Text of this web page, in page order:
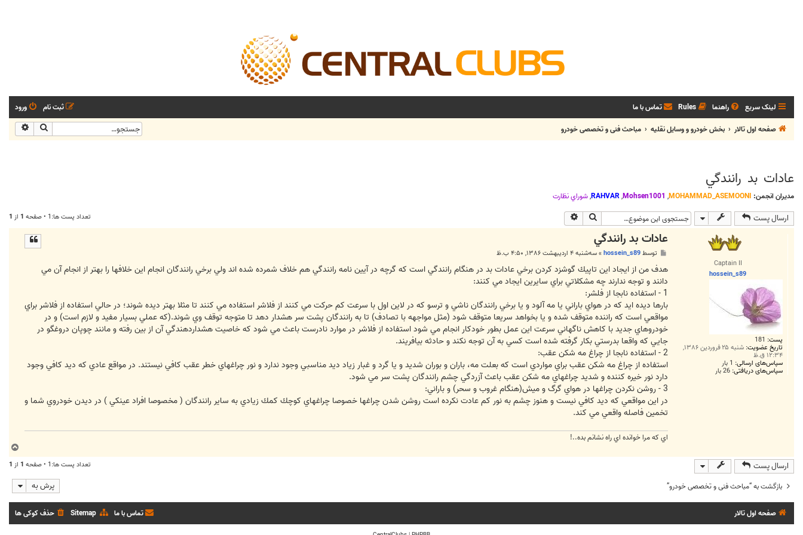
لینک سریع راهنما Rules تماس با ما ورود
ثبت نام
صفحه اول تالار
بخش خودرو و وسايل نقليه مباحث فنی و تخصصی خودرو جستجو
عادات بد رانندگي
مدیران انجمن: MOHAMMAD_ASEMOONI
,
Mohsen1001
,
RAHVAR
,شوراي نظارت
ارسال پست جستجو تعداد پست ها:1 • صفحه 1 از 1
Captain II
hossein_s89
پست: 181
تاریخ عضویت: شنبه ۲۵ فروردین ۱۳۸۶,
۱۲:۳۴ ق.ظ
سپاس‌های ارسالی: 1 بار
سپاس‌های دریافتی: 26 بار
عادات بد رانندگي
ت
توسطhossein_s89
»سه‌شنبه ۴ اردیبهشت ۱۳۸۶, ۴:۵۰ ب.ظ
هدف من از ايجاد اين تاپيك گوشزد كردن برخي عادات بد در هنگام رانندگي است كه گرچه در آيين نامه رانندگي هم خلاف شمرده شده اند ولي برخي رانندگان انجام اين خلافها را بهتر از انجام آن مي
دانند و توجه ندارند چه مشكلاتي براي سايرين ايجاد مي كنند:
1 - استفاده نابجا از فلشر:
بارها ديده ايد كه در هواي باراني يا مه آلود و يا برخي رانندگان ناشي و ترسو كه در لاين اول با سرعت كم حركت مي كنند از فلاشر استفاده مي كنند تا مثلا بهتر ديده شوند؛ در حالي استفاده از فلاشر براي
مواقعي است كه راننده متوقف شده و يا بخواهد سريعا متوقف شود (مثل مواجهه با تصادف) تا به رانندگان پشت سر هشدار دهد تا متوجه توقف وي شوند.(كه عملي بسيار مفيد و لازم است) و در
خودروهاي جديد با كاهش ناگهاني سرعت اين عمل بطور خودكار انجام مي شود استفاده از فلاشر در موارد نادرست باعث مي شود كه خاصيت هشداردهندگي آن از بين رفته و مانند چوپان دروغگو در
جايي كه واقعا بدرستي بكار گرفته شده است كسي به آن توجه نكند و حادثه بيافريند.
2 - استفاده نابجا از چراغ مه شكن عقب:
استفاده از چراغ مه شكن عقب براي مواردي است كه بعلت مه، باران و بوران شديد و يا گرد و غبار زياد ديد مناسبي وجود ندارد و نور چراغهاي خطر عقب كافي نيستند. در مواقع عادي كه ديد كافي وجود
دارد نور خيره كننده و شديد چراغهاي مه شكن عقب باعث آزردگي چشم رانندگان پشت سر مي شود.
3 - روشن نكردن چراغها در هواي گرگ و ميش(هنگام غروب و سحر) و باراني:
در اين مواقعي كه ديد كافي نيست و هنوز چشم به نور كم عادت نكرده است روشن شدن چراغها خصوصا چراغهاي كوچك كمك زيادي به ساير رانندگان ( مخصوصا افراد عينكي ) در ديدن خودروي شما و
تخمين فاصله واقعي مي كند.
اي که مرا خوانده اي راه نشانم بده..!
ا
ارسال پست تعداد پست ها:1 • صفحه 1 از 1
بازگشت به “مباحث فنی و تخصصی خودرو” پرش به
صفحه اول تالار حذف کوکی ها Sitemap تماس با ما